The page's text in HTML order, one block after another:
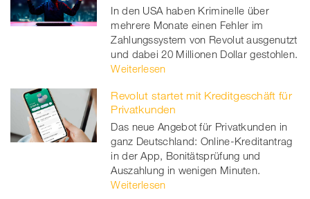
In den USA haben Kriminelle über
mehrere Monate einen Fehler im
Zahlungssystem von Revolut ausgenutzt
und dabei 20 Millionen Dollar gestohlen.
Weiterlesen
Revolut startet mit Kreditgeschäft für
Privatkunden
Das neue Angebot für Privatkunden in
ganz Deutschland: Online-Kreditantrag
in der App, Bonitätsprüfung und
Auszahlung in wenigen Minuten.
Weiterlesen